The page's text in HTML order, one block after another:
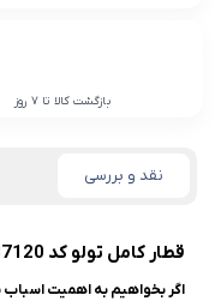
بازگشت کالا تا 7 روز
نقد و بررسی
قطار کامل تولو کد 87120
اگر بخواهیم به اهمیت اسباب